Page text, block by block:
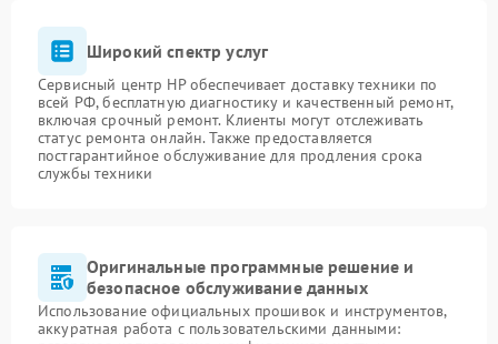
Широкий спектр услуг
Сервисный центр HP обеспечивает доставку техники по
всей РФ, бесплатную диагностику и качественный ремонт,
включая срочный ремонт. Клиенты могут отслеживать
статус ремонта онлайн. Также предоставляется
постгарантийное обслуживание для продления срока
службы техники
Оригинальные программные решение и
безопасное обслуживание данных
Использование официальных прошивок и инструментов,
аккуратная работа с пользовательскими данными: